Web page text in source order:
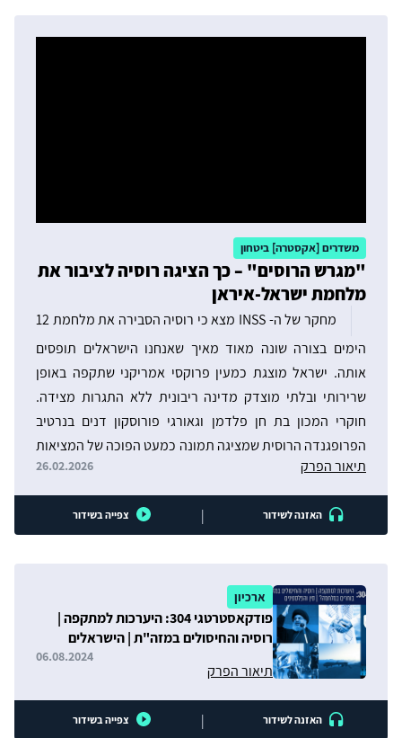
משדרים [אקסטרה] ביטחון
"מגרש הרוסים" – כך הציגה רוסיה לציבור את
מלחמת ישראל-איראן
מחקר של ה- INSS מצא כי רוסיה הסבירה את מלחמת 12
הימים בצורה שונה מאוד מאיך שאנחנו הישראלים תופסים
אותה. ישראל מוצגת כמעין פרוקסי אמריקני שתקפה באופן
שרירותי ובלתי מוצדק מדינה ריבונית ללא התגרות מצידה.
חוקרי המכון בת חן פלדמן וגאורגי פורוסקון דנים בנרטיב
הפרופגנדה הרוסית שמציגה תמונה כמעט הפוכה של המציאות
ומסבירה כל פעם מחדש למה הסדר העולמי אינו צודק וחייב
להשתנות.
תיאור הפרק 26.02.2026
האזנה לשידור צפייה בשידור
ארכיון
פודקאסטרטגי 304: היערכות למתקפה |
רוסיה והחיסולים במזה"ת | הישראלים
בוחרים במלחמה? | סין והפלסטינים
תיאור הפרק
06.08.2024
האזנה לשידור צפייה בשידור